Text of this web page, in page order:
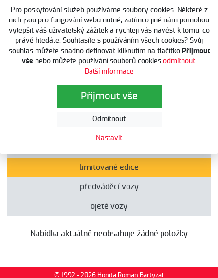
Pro poskytování služeb používáme soubory cookies. Některé z
nich jsou pro fungování webu nutné, zatímco jiné nám pomohou
vylepšit váš uživatelský zážitek a rychleji vás navést k tomu, co
právě hledáte. Souhlasíte s používáním všech cookies? Svůj
souhlas můžete snadno definovat kliknutím na tlačítko Přijmout
vše nebo můžete používání souborů cookies odmítnout.
Další informace
Přijmout vše
Odmítnout
Nastavit
Menu
Automobily
Automobily
limitované edice
předváděcí vozy
ojeté vozy
Nabídka aktuálně neobsahuje žádné položky
© 1992 - 2026 Honda Roman Bartyzal